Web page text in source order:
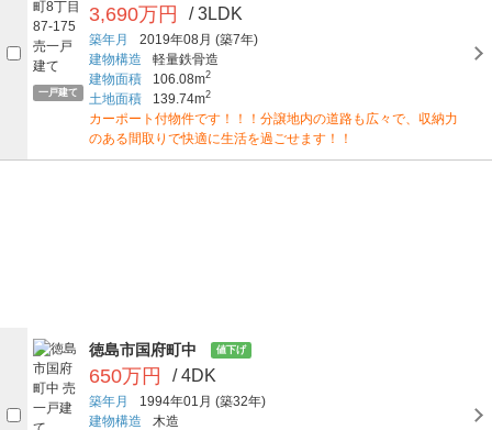
一戸建て
3,690万円 / 3LDK
築年月 2019年08月 (築7年)
建物構造
軽量鉄骨造
建物面積
106.08m2
土地面積 139.74m2
カーポート付物件です！！！分譲地内の道路も広々で、収納力
のある間取りで快適に生活を過ごせます！！
徳島市国府町中 値下げ
650万円 / 4DK
築年月 1994年01月 (築32年)
建物構造
木造